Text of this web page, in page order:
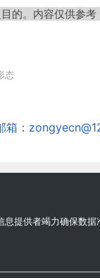
的。内容仅供参
态
箱：
提供者竭力确保数据